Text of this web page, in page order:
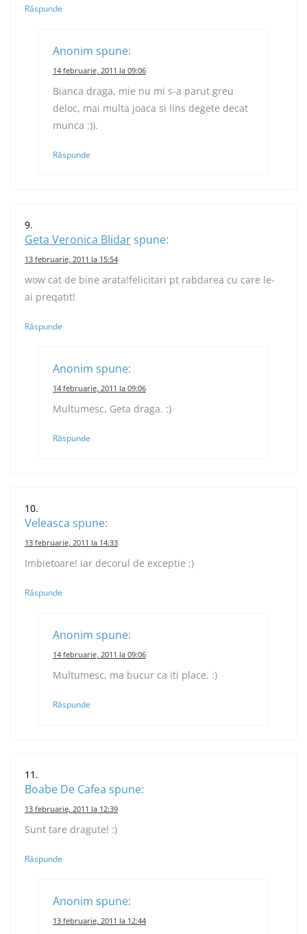
Răspunde
Anonim spune:
14 februarie, 2011 la 09:06
Bianca draga, mie nu mi s-a parut greu
deloc, mai multa joaca si lins degete decat
munca :)).
Răspunde
Geta Veronica Blidarspune:
13 februarie, 2011 la 15:54
wow cat de bine arata!felicitari pt rabdarea cu care le-
ai preqatit!
Răspunde
Anonim spune:
14 februarie, 2011 la 09:06
Multumesc, Geta draga. :)
Răspunde
Veleasca spune:
13 februarie, 2011 la 14:33
Imbietoare! iar decorul de exceptie ;)
Răspunde
Anonim spune:
14 februarie, 2011 la 09:06
Multumesc, ma bucur ca iti place. :)
Răspunde
Boabe De Cafea spune:
13 februarie, 2011 la 12:39
Sunt tare dragute! :)
Răspunde
Anonim spune:
13 februarie, 2011 la 12:44